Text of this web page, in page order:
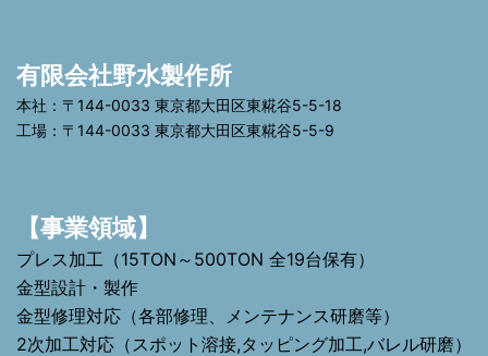
有限会社野水製作所
本社：〒144-0033 東京都大田区東糀谷5-5-18
工場：〒144-0033 東京都大田区東糀谷5-5-9
【事業領域】
プレス加工（15TON～500TON 全19台保有）
金型設計・製作
金型修理対応（各部修理、メンテナンス研磨等）
2次加工対応（スポット溶接,タッピング加工,バレル研磨）